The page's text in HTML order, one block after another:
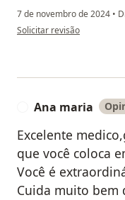
7 de novembro de 2024 •
na opinião do utilizador L. G.
Solicitar revisão
Ana maria
Excelente
que você coloca
Você é
Cuida muito bem